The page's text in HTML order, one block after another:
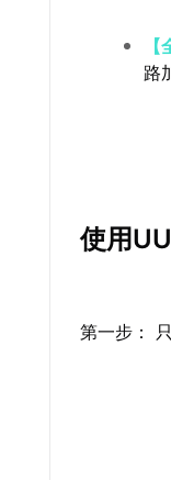
路
使用
第一步：